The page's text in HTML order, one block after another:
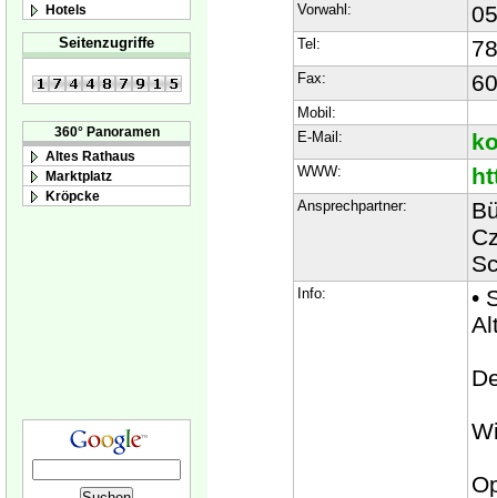
Hotels
Seitenzugriffe
360° Panoramen
Altes Rathaus
Marktplatz
Kröpcke
Vorwahl:
Tel:
Fax:
Mobil:
E-Mail:
WWW:
Ansprechpartner:
Info:
•